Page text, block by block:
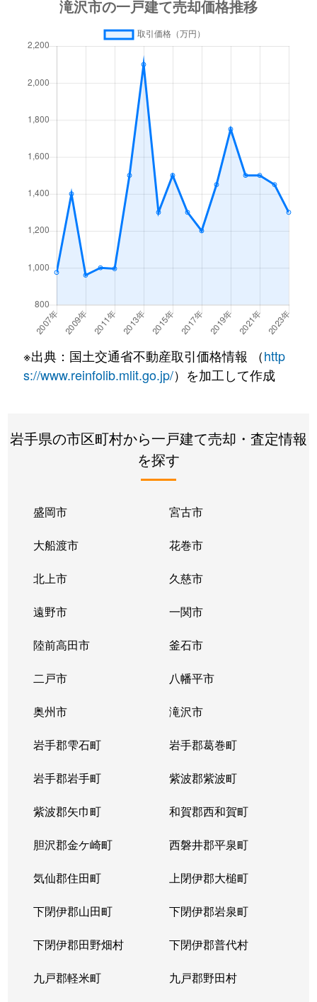
※出典：国土交通省不動産取引価格情報 （http
s://www.reinfolib.mlit.go.jp/）を加工して作成
岩手県の市区町村から一戸建て売却・査定情報
を探す
盛岡市 宮古市
大船渡市 花巻市
北上市 久慈市
遠野市 一関市
陸前高田市 釜石市
二戸市 八幡平市
奥州市 滝沢市
岩手郡雫石町 岩手郡葛巻町
岩手郡岩手町 紫波郡紫波町
紫波郡矢巾町 和賀郡西和賀町
胆沢郡金ケ崎町 西磐井郡平泉町
気仙郡住田町 上閉伊郡大槌町
下閉伊郡山田町 下閉伊郡岩泉町
下閉伊郡田野畑村 下閉伊郡普代村
九戸郡軽米町 九戸郡野田村